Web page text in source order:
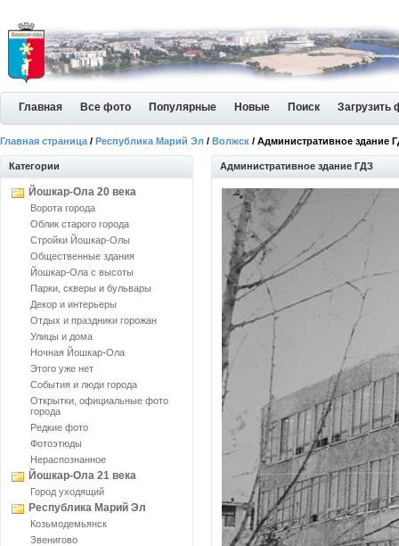
Главная Все фото Популярные Новые Поиск Загрузить
Главная страница / Республика Марий Эл / Волжск / Административное здание
Категории
Йошкар-Ола 20 века
Ворота города
Облик старого города
Стройки Йошкар-Олы
Общественные здания
Йошкар-Ола с высоты
Парки, скверы и бульвары
Декор и интерьеры
Отдых и праздники горожан
Улицы и дома
Ночная Йошкар-Ола
Этого уже нет
События и люди города
Открытки, официальные фото
города
Редкие фото
Фотоэтюды
Нераспознанное
Йошкар-Ола 21 века
Город уходящий
Республика Марий Эл
Козьмодемьянск
Звенигово
Административное здание ГДЗ